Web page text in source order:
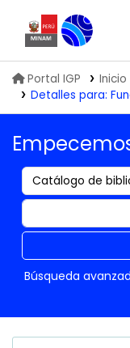
Portal IGP
Inicio
Detalles para:
Búsqueda